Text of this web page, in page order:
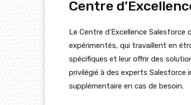
Centre
Le Centre d’Excellence Salesforce
expérimentés, qui travaillent en
spécifiques et leur offrir des
privilégié à des experts
supplémentaire en cas de besoin.